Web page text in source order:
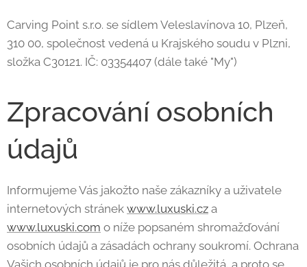
Carving Point s.r.o. se sídlem Veleslavínova 10, Plzeň,
310 00, společnost vedená u Krajského soudu v Plzni,
složka C30121. IČ: 03354407 (dále také "My")
Zpracování osobních
údajů
Informujeme Vás jakožto naše zákazníky a uživatele
internetových stránek www.luxuski.cz a
www.luxuski.com o níže popsaném shromažďování
osobních údajů a zásadách ochrany soukromí. Ochrana
Vašich osobních údajů je pro nás důležitá, a proto se